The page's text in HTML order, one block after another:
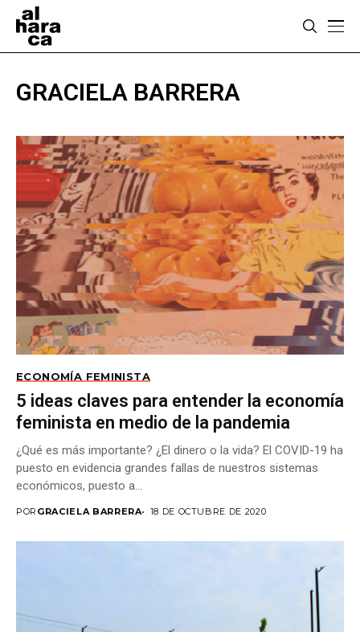
GRACIELA BARRERA
ECONOMÍA FEMINISTA
5 ideas claves para entender la economía
feminista en medio de la pandemia
¿Qué es más importante? ¿El dinero o la vida? El COVID-19 ha
puesto en evidencia grandes fallas de nuestros sistemas
económicos, puesto a...
POR GRACIELA BARRERA 18 DE OCTUBRE DE 2020